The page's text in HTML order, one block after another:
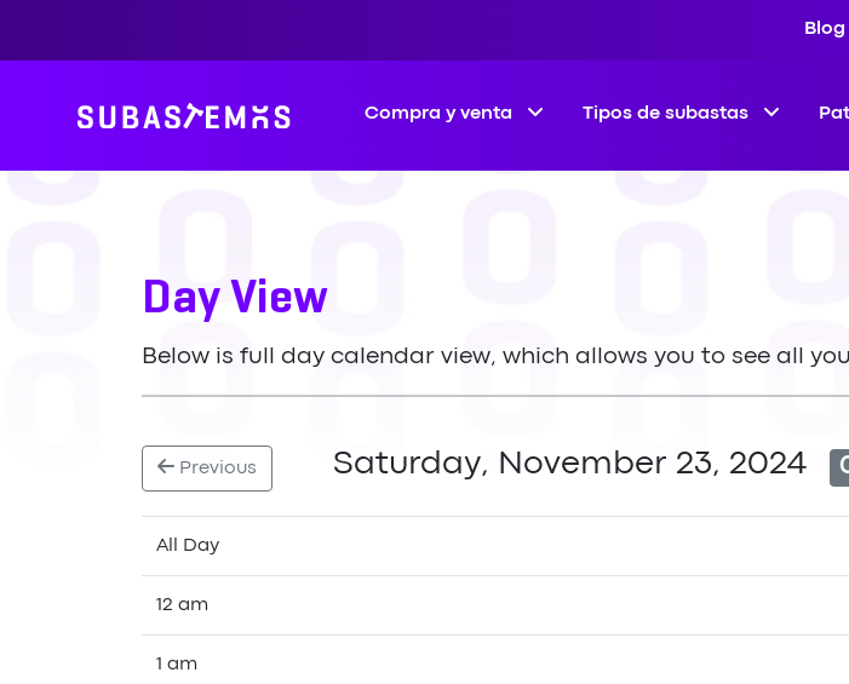
Blog
Compra y venta Tipos de subastas
Day View
Below is full day calendar view, which allows you to see all
Previous Saturday, November 23, 2024
All Day
12 am
1 am